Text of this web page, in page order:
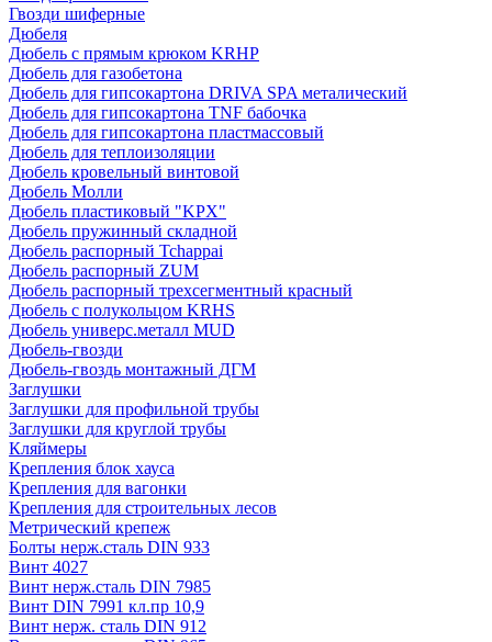
Гвозди шиферные
Дюбеля
Дюбель с прямым крюком KRHP
Дюбель для газобетона
Дюбель для гипсокартона DRIVA SPA металический
Дюбель для гипсокартона TNF бабочка
Дюбель для гипсокартона пластмассовый
Дюбель для теплоизоляции
Дюбель кровельный винтовой
Дюбель Молли
Дюбель пластиковый "KPX"
Дюбель пружинный складной
Дюбель распорный Tchappai
Дюбель распорный ZUM
Дюбель распорный трехсегментный красный
Дюбель с полукольцом KRHS
Дюбель универс.металл MUD
Дюбель-гвозди
Дюбель-гвоздь монтажный ДГМ
Заглушки
Заглушки для профильной трубы
Заглушки для круглой трубы
Кляймеры
Крепления блок хауса
Крепления для вагонки
Крепления для строительных лесов
Метрический крепеж
Болты нерж.сталь DIN 933
Винт 4027
Винт нерж.сталь DIN 7985
Винт DIN 7991 кл.пр 10,9
Винт нерж. сталь DIN 912